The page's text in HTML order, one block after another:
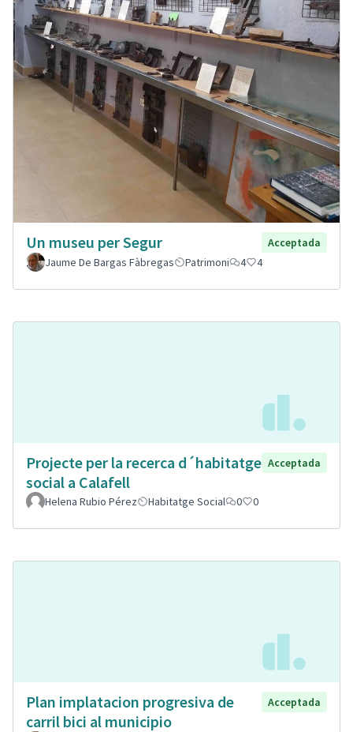
Un museu per Segur
Acceptada
Jaume De Bargas Fàbregas
Patrimoni 4 4
Projecte per la recerca d´habitatge
social a Calafell
Acceptada
Helena Rubio Pérez Habitatge Social 0 0
Plan implatacion progresiva de
carril bici al municipio
Acceptada